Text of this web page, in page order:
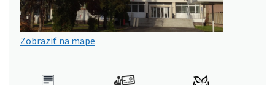
Zobraziť na mape